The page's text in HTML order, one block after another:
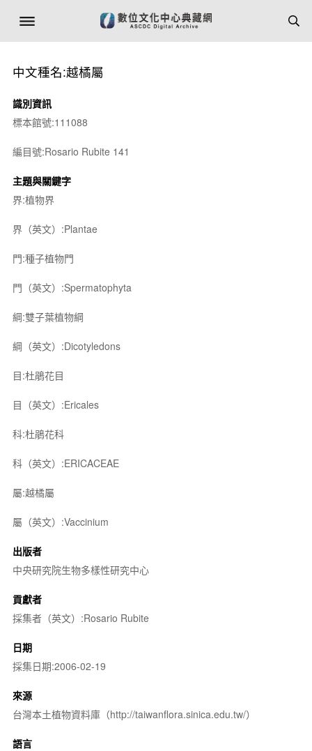
中文種名:越橘屬
識別資訊
標本館號:111088
編目號:Rosario Rubite 141
主題與關鍵字
界:植物界
界（英文）:Plantae
門:種子植物門
門（英文）:Spermatophyta
綱:雙子葉植物綱
綱（英文）:Dicotyledons
目:杜鵑花目
目（英文）:Ericales
科:杜鵑花科
科（英文）:ERICACEAE
屬:越橘屬
屬（英文）:Vaccinium
出版者
中央研究院生物多樣性研究中心
貢獻者
採集者（英文）:Rosario Rubite
日期
採集日期:2006-02-19
來源
台灣本土植物資料庫（http://taiwanflora.sinica.edu.tw/）
語言